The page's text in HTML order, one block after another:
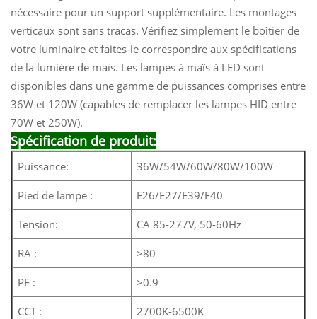
nécessaire pour un support supplémentaire. Les montages
verticaux sont sans tracas. Vérifiez simplement le boîtier de
votre luminaire et faites-le correspondre aux spécifications
de la lumière de maïs. Les lampes à maïs à LED sont
disponibles dans une gamme de puissances comprises entre
36W et 120W (capables de remplacer les lampes HID entre
70W et 250W).
Spécification de produit:
Puissance: 36W/54W/60W/80W/100W
Pied de lampe : E26/E27/E39/E40
Tension: CA 85-277V, 50-60Hz
RA : >80
PF : >0.9
CCT : 2700K-6500K